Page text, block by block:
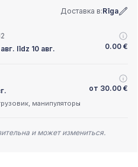
Доставка в:Rīga
līdz 10 авг.
0.00 €
от 30.00 €
манипуляторы
и может измениться.